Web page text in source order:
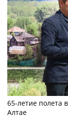
65-летие полета
Алтае